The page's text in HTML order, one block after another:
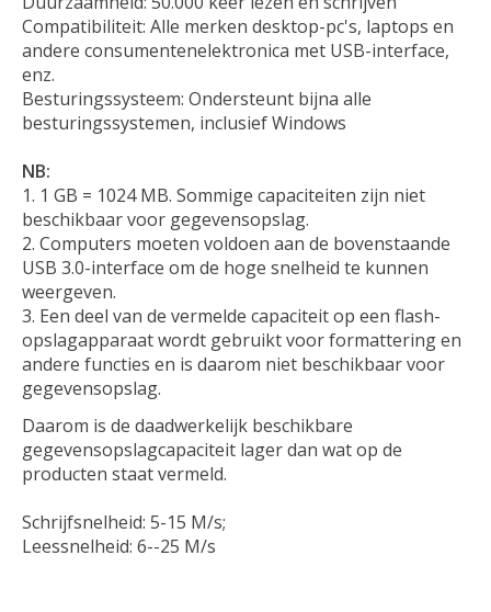
Compatibiliteit: Alle merken desktop-pc's, laptops en
andere consumentenelektronica met USB-interface,
enz.
Besturingssysteem: Ondersteunt bijna alle
besturingssystemen, inclusief Windows
NB:
1 GB = 1024 MB. Sommige capaciteiten zijn niet
beschikbaar voor gegevensopslag.
Computers moeten voldoen aan de bovenstaande
USB 3.0-interface om de hoge snelheid te kunnen
weergeven.
Een deel van de vermelde capaciteit op een flash-
opslagapparaat wordt gebruikt voor formattering en
andere functies en is daarom niet beschikbaar voor
gegevensopslag.
Daarom is de daadwerkelijk beschikbare
gegevensopslagcapaciteit lager dan wat op de
producten staat vermeld.
Schrijfsnelheid: 5-15 M/s;
Leessnelheid: 6--25 M/s